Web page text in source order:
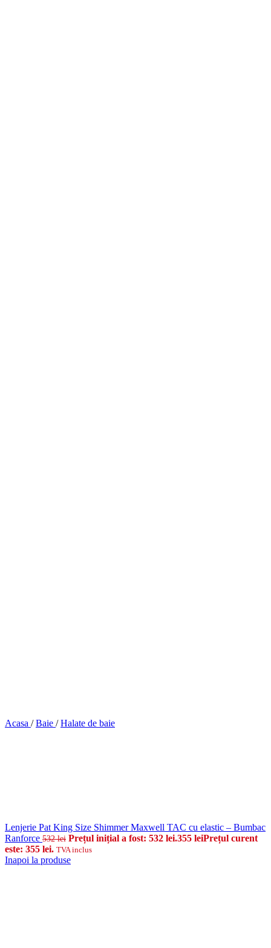
Acasa / Baie / Halate de baie
Lenjerie Pat King Size Shimmer Maxwell TAC cu elastic – Bumbac
Ranforce 532lei Prețul inițial a fost: 532 lei.355 leiPrețul curent
este: 355 lei. TVA inclus
Inapoi la produse